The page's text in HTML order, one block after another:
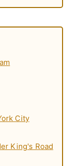
City
King's Road